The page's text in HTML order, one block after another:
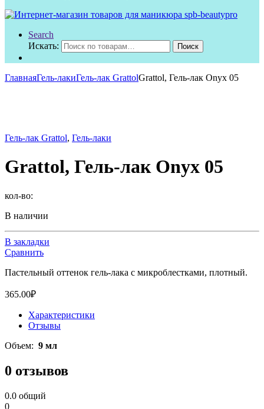
Search
Искать:
Поиск
ГлавнаяГель-лакиГель-лак GrattolGrattol, Гель-лак Onyx 05
Гель-лак Grattol, Гель-лаки
Grattol, Гель-лак Onyx 05
кол-во:
В наличии
В закладки
Сравнить
Пастельный оттенок гель-лака с микроблестками, плотный.
365.00₽
Характеристики
Отзывы
Объем: 9 мл
0 отзывов
0.0 общий
0